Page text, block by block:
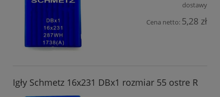
dostawy
Cena netto: 5,28 zł
Igły Schmetz 16x231 DBx1 rozmiar 55 ostre R